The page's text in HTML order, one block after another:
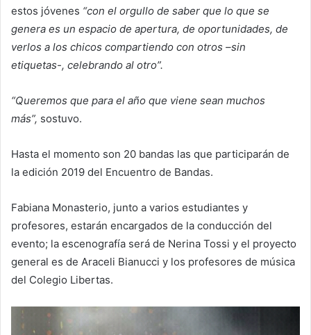
estos jóvenes “con el orgullo de saber que lo que se
genera es un espacio de apertura, de oportunidades, de
verlos a los chicos compartiendo con otros –sin
etiquetas-, celebrando al otro”.
“Queremos que para el año que viene sean muchos
más”, sostuvo.
Hasta el momento son 20 bandas las que participarán de
la edición 2019 del Encuentro de Bandas.
Fabiana Monasterio, junto a varios estudiantes y
profesores, estarán encargados de la conducción del
evento; la escenografía será de Nerina Tossi y el proyecto
general es de Araceli Bianucci y los profesores de música
del Colegio Libertas.